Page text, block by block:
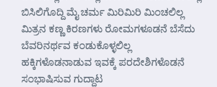
ಬಿಸಿಲಿಗೊದ್ದಿ ಮೈ ಚರ್ಮ ಮಿರಿಮಿರಿ ಮಿಂಚಲಿಲ್ಲ
ಮಿತ್ರನ ಕಣ್ಣ ಕಿರಣಗಳು ರೋಮಗಳೂಡನೆ ಬೆಸೆದು
ಬೆವರಿನರ್ಥವ ಕಂಡುಕೊಳ್ಳಲಿಲ್ಲ
ಹಕ್ಕಿಗಳೊಡನಾಡುವ ಇವಕ್ಕೆ ಪರದೇಶಿಗಳೊಡನೆ
ಸಂಭಾಷಿಸುವ ಗುದ್ದಾಟ